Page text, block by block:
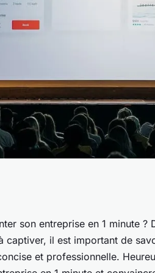
son
son entreprise en 1 minute
captiver, il est important de
et professionnelle.